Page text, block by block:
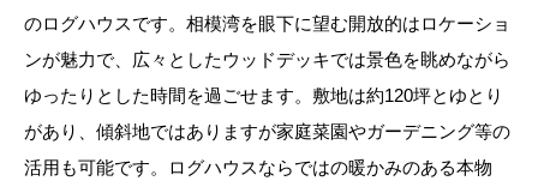
のログハウスです。相模湾を眼下に望む開放的はロケーショ
ンが魅力で、広々としたウッドデッキでは景色を眺めながら
ゆったりとした時間を過ごせます。敷地は約120坪とゆとり
があり、傾斜地ではありますが家庭菜園やガーデニング等の
活用も可能です。ログハウスならではの暖かみのある本物